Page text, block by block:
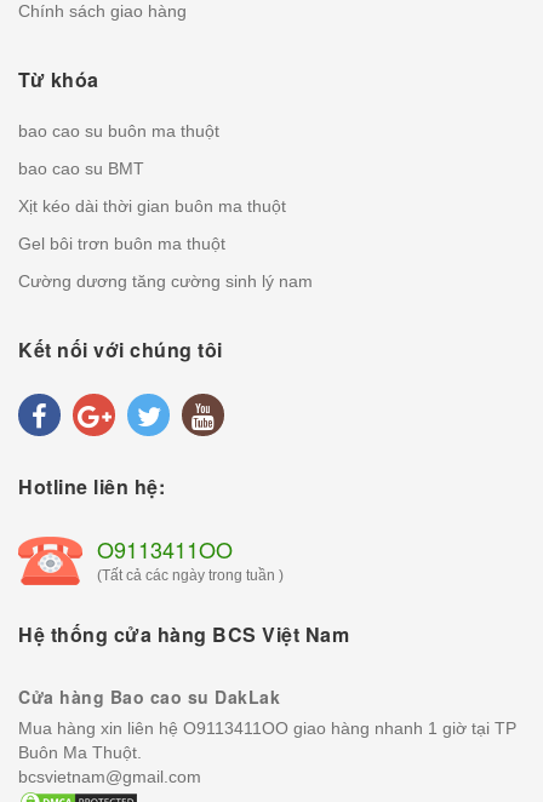
Chính sách giao hàng
Từ khóa
bao cao su buôn ma thuột
bao cao su BMT
Xịt kéo dài thời gian buôn ma thuột
Gel bôi trơn buôn ma thuột
Cường dương tăng cường sinh lý nam
Kết nối với chúng tôi
Hotline liên hệ:
O9113411OO
(Tất cả các ngày trong tuần )
Hệ thống cửa hàng BCS Việt Nam
Cửa hàng Bao cao su DakLak
Mua hàng xin liên hệ O9113411OO giao hàng nhanh 1 giờ tại TP
Buôn Ma Thuột.
bcsvietnam@gmail.com